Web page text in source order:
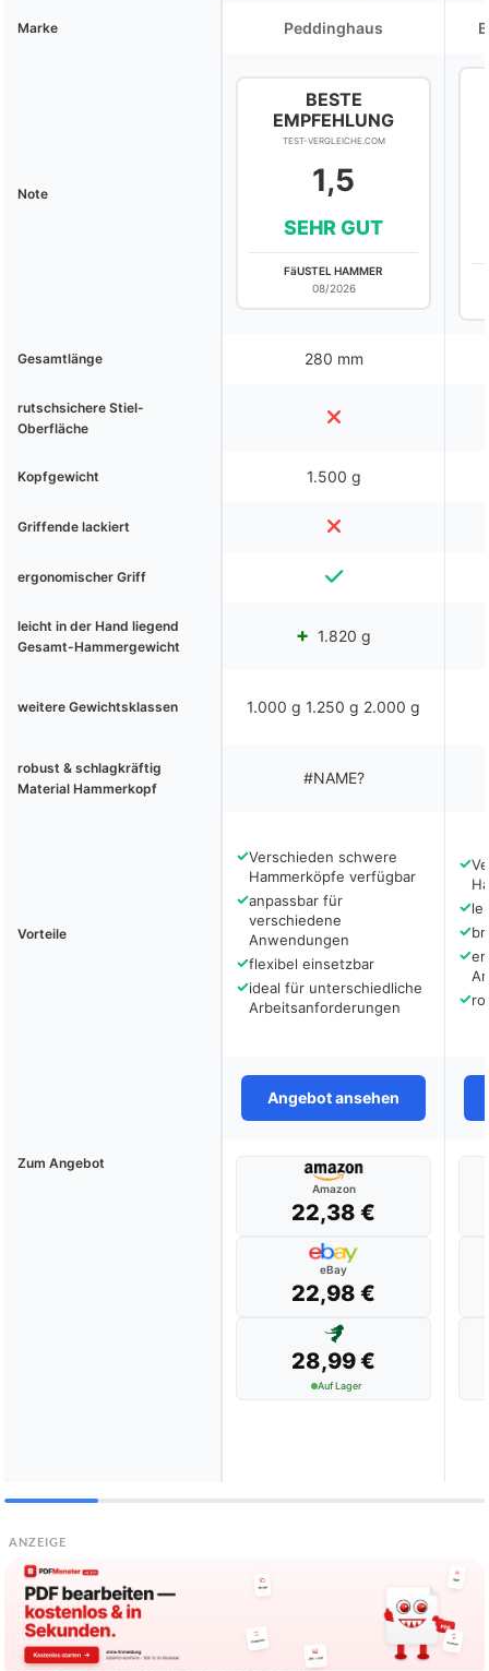
Marke Peddinghaus
Note
BESTE
EMPFEHLUNG
TEST-VERGLEICHE.COM
1,5
SEHR GUT
FäUSTEL HAMMER
08/2026
Gesamtlänge 280 mm
rutschsichere Stiel-
Oberfläche
Kopfgewicht 1.500 g
Griffende lackiert
ergonomischer Griff
leicht in der Hand liegend
Gesamt-Hammergewicht
1.820 g
weitere Gewichtsklassen 1.000 g 1.250 g 2.000 g
robust & schlagkräftig
Material Hammerkopf
#NAME?
Vorteile
✓Verschieden schwere
Hammerköpfe verfügbar
✓anpassbar für
verschiedene
Anwendungen
✓flexibel einsetzbar
✓ideal für unterschiedliche
Arbeitsanforderungen
✓
✓
✓
✓
✓
Angebot ansehen
Zum Angebot
Amazon
22,38 €
eBay
22,98 €
28,99 €
Auf Lager
ANZEIGE